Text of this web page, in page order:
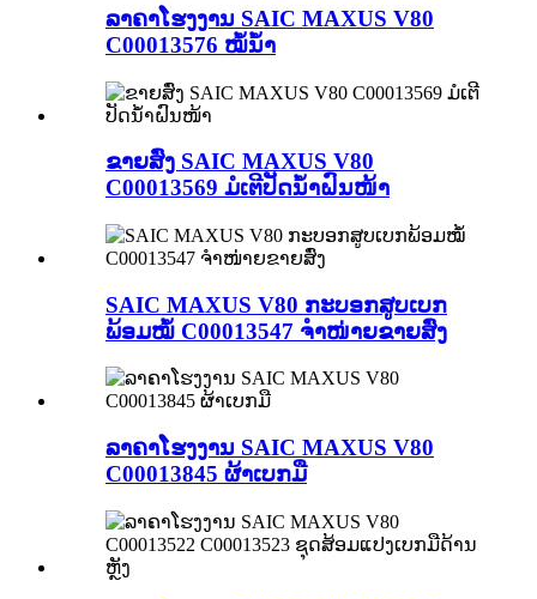
ລາຄາໂຮງງານ SAIC MAXUS V80
C00013576 ໝໍ້ນ້ຳ
ຂາຍສົ່ງ SAIC MAXUS V80
C00013569 ມໍເຕີປັດນ້ຳຝົນໜ້າ
SAIC MAXUS V80 ກະບອກສູບເບກ
ພ້ອມໝໍ້ C00013547 ຈຳໜ່າຍຂາຍສົ່ງ
ລາຄາໂຮງງານ SAIC MAXUS V80
C00013845 ຜ້າເບກມື